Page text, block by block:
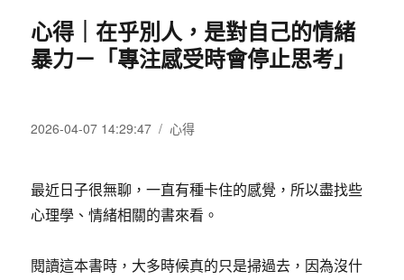
心得｜在乎別人，是對自己的情緒
暴力－「專注感受時會停止思考」
最近日子很無聊，一直有種卡住的感覺，所以盡找些
心理學、情緒相關的書來看。
閱讀這本書時，大多時候真的只是掃過去，因為沒什
發
期:
2026-04-07 14:29:47
分
心得